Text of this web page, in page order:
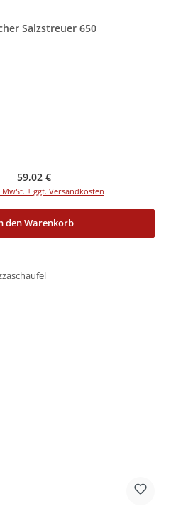
Salzstreuer 650
Regulärer Preis:
59,02 €
+ ggf. Versandkosten
den Warenkorb